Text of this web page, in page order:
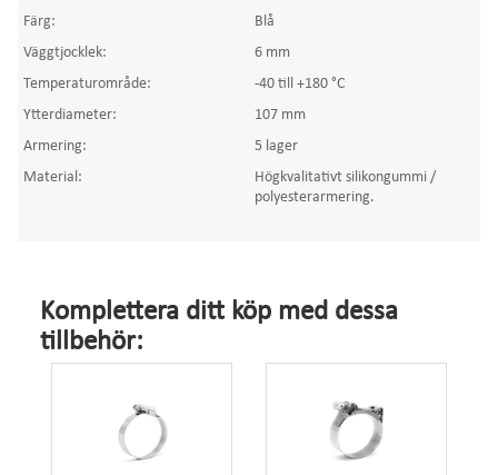
Färg:
Blå
Väggtjocklek:
6 mm
Temperaturområde:
-40 till +180 °C
Ytterdiameter:
107 mm
Armering:
5 lager
Material:
Högkvalitativt silikongummi /
polyesterarmering.
Komplettera ditt köp med dessa
tillbehör: